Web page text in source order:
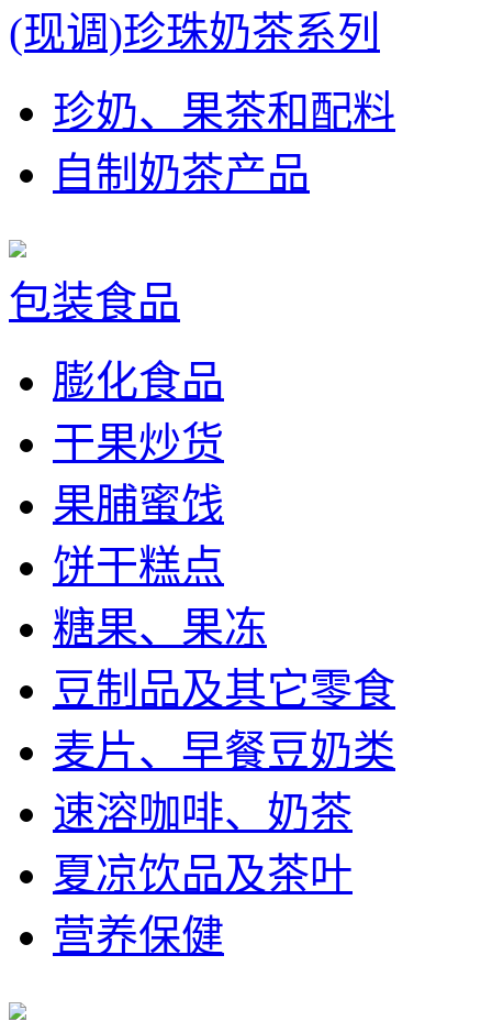
(现调)珍珠奶茶系列
珍奶、果茶和配料
自制奶茶产品
包装食品
膨化食品
干果炒货
果脯蜜饯
饼干糕点
糖果、果冻
豆制品及其它零食
麦片、早餐豆奶类
速溶咖啡、奶茶
夏凉饮品及茶叶
营养保健